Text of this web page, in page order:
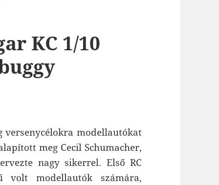
KC 1/10
versenycélokra modellautókat
meg Cecil Schumacher,
nagy sikerrel. Első RC
volt modellautók számára,